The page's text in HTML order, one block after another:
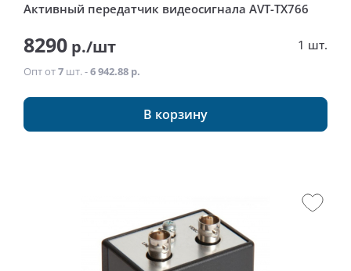
Активный передатчик видеосигнала AVT-TX766
8290 р./шт 1 шт.
Опт от7 шт. -6 942.88 р.
В корзину